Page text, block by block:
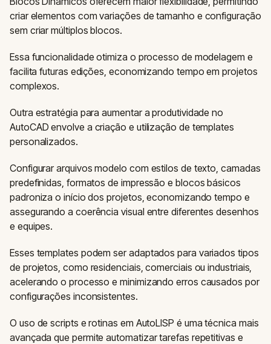
criar elementos com variações de tamanho e configuração
sem criar múltiplos blocos.
Essa funcionalidade otimiza o processo de modelagem e
facilita futuras edições, economizando tempo em projetos
complexos.
Outra estratégia para aumentar a produtividade no
AutoCAD envolve a criação e utilização de templates
personalizados.
Configurar arquivos modelo com estilos de texto, camadas
predefinidas, formatos de impressão e blocos básicos
padroniza o início dos projetos, economizando tempo e
assegurando a coerência visual entre diferentes desenhos
e equipes.
Esses templates podem ser adaptados para variados tipos
de projetos, como residenciais, comerciais ou industriais,
acelerando o processo e minimizando erros causados por
configurações inconsistentes.
O uso de scripts e rotinas em AutoLISP é uma técnica mais
avançada que permite automatizar tarefas repetitivas e